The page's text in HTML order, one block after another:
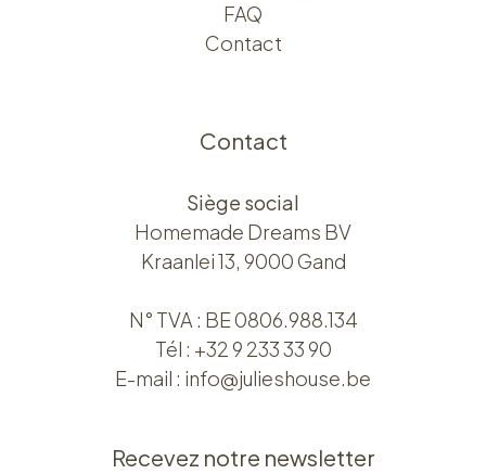
FAQ
Contact
Contact
Siège social
Homemade Dreams BV
Kraanlei 13, 9000 Gand
N° TVA : BE 0806.988.134
Tél : +32 9 233 33 90
E-mail : info@julieshouse.be
Recevez notre newsletter